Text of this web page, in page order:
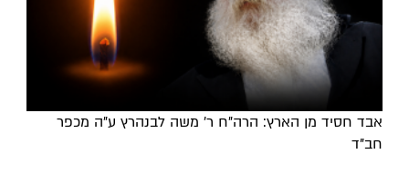
אבד חסיד מן הארץ: הרה"ח ר' משה לבנהרץ ע"ה מכפר
חב"ד